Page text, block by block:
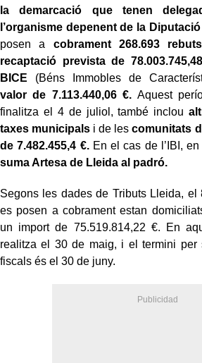
la demarcació que tenen
l’organisme depenent de la
posen a cobrament 268.693
recaptació prevista de
BICE (Béns Immobles de
valor de 7.113.440,06 €. Aquest
finalitza el 4 de juliol, també inclou
taxes municipals i de lescomunitats
de 7.482.455,4 €.En el cas de l’IBI,
suma Artesa de Lleida al padró.
Segons les dades de Tributs Lleida, el
es posen a cobrament estan
un import de 75.519.814,22 €. En
realitza el 30 de maig, i el termini per
fiscals és el 30 de juny.